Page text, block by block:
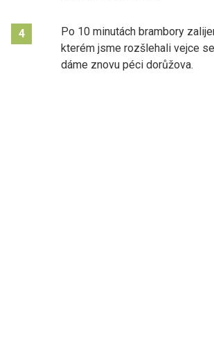
4
Po 10 minutách brambory
kterém jsme rozšlehali vejce
dáme znovu péci dorůžova.